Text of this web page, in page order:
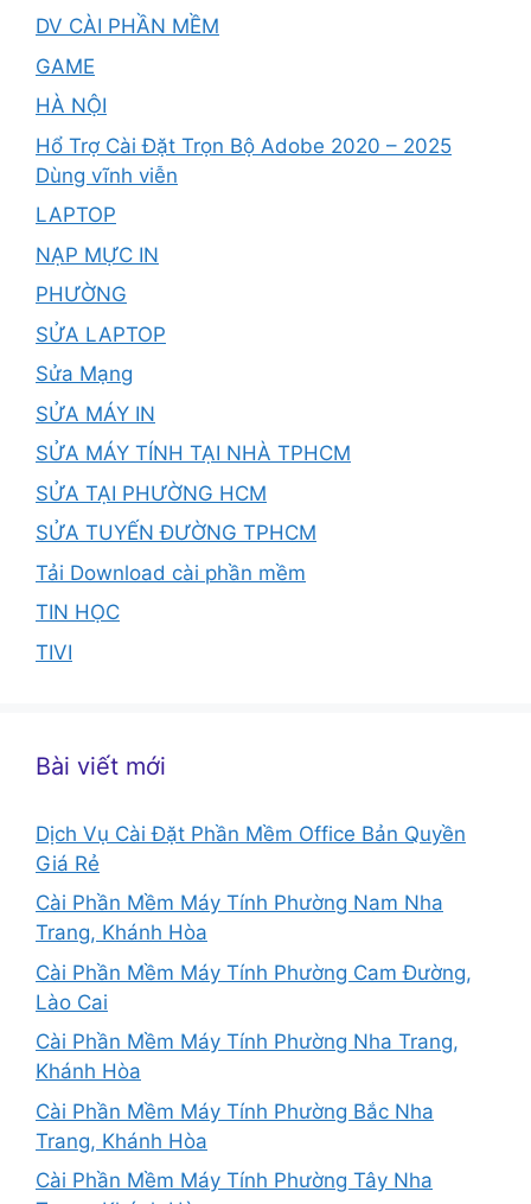
DV CÀI PHẦN MỀM
GAME
HÀ NỘI
Hổ Trợ Cài Đặt Trọn Bộ Adobe 2020 – 2025
Dùng vĩnh viễn
LAPTOP
NẠP MỰC IN
PHƯỜNG
SỬA LAPTOP
Sửa Mạng
SỬA MÁY IN
SỬA MÁY TÍNH TẠI NHÀ TPHCM
SỬA TẠI PHƯỜNG HCM
SỬA TUYẾN ĐƯỜNG TPHCM
Tải Download cài phần mềm
TIN HỌC
TIVI
Bài viết mới
Dịch Vụ Cài Đặt Phần Mềm Office Bản Quyền
Giá Rẻ
Cài Phần Mềm Máy Tính Phường Nam Nha
Trang, Khánh Hòa
Cài Phần Mềm Máy Tính Phường Cam Đường,
Lào Cai
Cài Phần Mềm Máy Tính Phường Nha Trang,
Khánh Hòa
Cài Phần Mềm Máy Tính Phường Bắc Nha
Trang, Khánh Hòa
Cài Phần Mềm Máy Tính Phường Tây Nha